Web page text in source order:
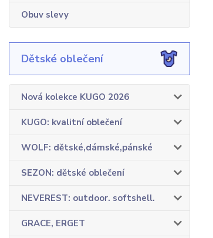
Obuv slevy
Dětské oblečení
Nová kolekce KUGO 2026
KUGO: kvalitní oblečení
WOLF: dětské,dámské,pánské
SEZON: dětské oblečení
NEVEREST: outdoor. softshell.
GRACE, ERGET